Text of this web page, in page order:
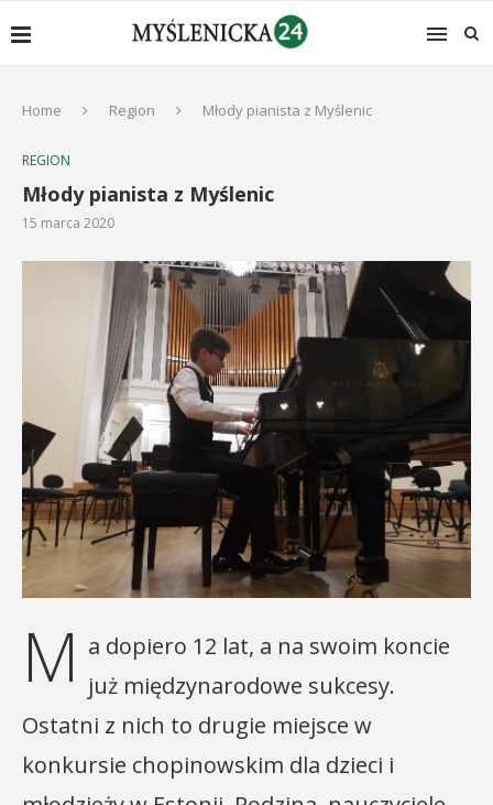
Home Region Młody pianista z Myślenic
REGION
Młody pianista z Myślenic
15 marca 2020
M a dopiero 12 lat, a na swoim koncie
już międzynarodowe sukcesy.
Ostatni z nich to drugie miejsce w
konkursie chopinowskim dla dzieci i